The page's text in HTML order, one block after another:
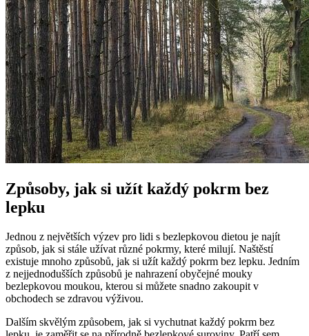
Způsoby, jak si užít každý pokrm bez
lepku
Jednou z největších výzev pro lidi s bezlepkovou dietou je najít
způsob, jak si stále užívat různé pokrmy, které milují. Naštěstí
existuje mnoho způsobů, jak si užít každý pokrm bez lepku. Jedním
z nejjednodušších způsobů je nahrazení obyčejné mouky
bezlepkovou moukou, kterou si můžete snadno zakoupit v
obchodech se zdravou výživou.
Dalším skvělým způsobem, jak si vychutnat každý pokrm bez